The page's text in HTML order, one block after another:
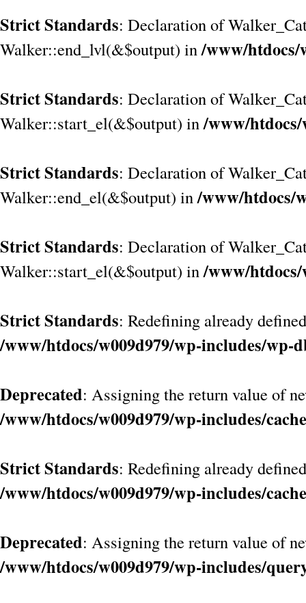
Strict Standards: Declaration of
Walker::end_lvl(&$output) in/www/htdocs/
Strict Standards: Declaration of
Walker::start_el(&$output) in/www/htdocs/
Strict Standards: Declaration of
Walker::end_el(&$output) in/www/htdocs/
Strict Standards: Declaration of
Walker::start_el(&$output) in/www/htdocs/
Strict Standards: Redefining already
/www/htdocs/w009d979/wp-includes/wp-
Deprecated: Assigning the return value of
/www/htdocs/w009d979/wp-includes/
Strict Standards: Redefining already
/www/htdocs/w009d979/wp-includes/
Deprecated: Assigning the return value of
/www/htdocs/w009d979/wp-includes/